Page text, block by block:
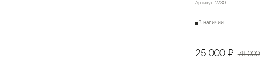
Артикул: 2730
В наличии
25 000 ₽ 78